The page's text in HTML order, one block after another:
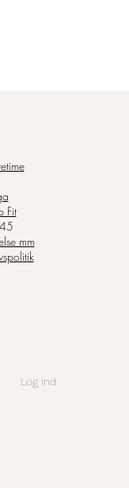
Fit
mm
Log ind